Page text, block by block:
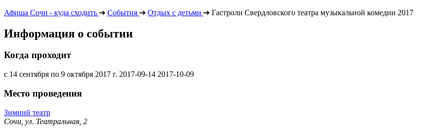
Афиша Сочи - куда сходить ➔ События ➔ Отдых с детьми ➔ Гастроли Свердловского театра музыкальной комедии 2017
Информация о событии
Когда проходит
с 14 сентября по 9 октября 2017 г. 2017-09-14 2017-10-09
Место проведения
Зимний театр
Сочи, ул. Театральная, 2